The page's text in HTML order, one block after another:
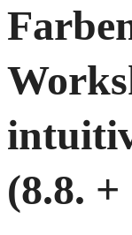
(8.8. +